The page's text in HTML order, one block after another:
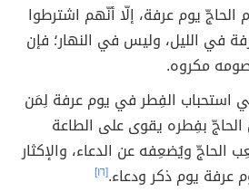
يوم عرفة، إلّا أنّهم اشترطوا
في الليل، وليس في النهار؛ فإن
مكروه.
استحباب الفِطر في يوم عرفة لِمَن
بفِطره يقوى على الطاعة
الحاجّ ويُضعِفه عن الدعاء، والإكثار
عرفة يوم ذكر ودعاء.[١٦]